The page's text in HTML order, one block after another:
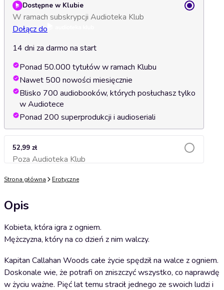
Dostępne w Klubie
W ramach subskrypcji Audioteka Klub
Dołącz do
14 dni za darmo na start
Ponad 50.000 tytułów w ramach Klubu
Nawet 500 nowości miesięcznie
Blisko 700 audiobooków, których posłuchasz tylko
w Audiotece
Ponad 200 superprodukcji i audioseriali
52,99 zł
Poza Audioteka KlubDodaj do koszyka
Strona główna Erotyczne
Opis
Kobieta, która igra z ogniem.
Mężczyzna, który na co dzień z nim walczy.
Kapitan Callahan Woods całe życie spędził na walce z ogniem.
Doskonale wie, że potrafi on zniszczyć wszystko, co naprawdę
w życiu ważne. Pięć lat temu stracił jednego ze swoich ludzi i